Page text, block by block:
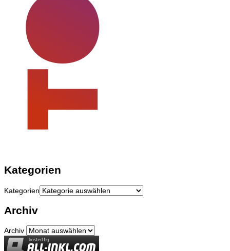
Kategorien
Kategorien
Archiv
Archiv